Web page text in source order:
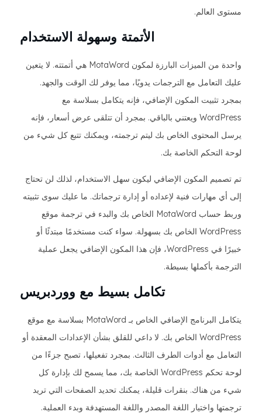
مستوى العالم.
الأتمتة وسهولة الاستخدام
واحدة من الميزات البارزة لمكون MotaWord هي أتمتته. لا يتعين
عليك التعامل مع الترجمات يدويًا، مما يوفر لك الوقت والجهد.
بمجرد تثبيت المكون الإضافي، فإنه يتكامل بسلاسة مع
WordPress ويعتني بالباقي. بمجرد أن تتلقى عرض أسعار، فإنه
يرسل المحتوى الخاص بك ليتم ترجمته، ويمكنك تتبع كل شيء من
لوحة التحكم الخاصة بك.
تم تصميم المكون الإضافي ليكون سهل الاستخدام، لذلك لن تحتاج
إلى أي مهارات فنية لإعداده أو إدارة ترجماتك. ما عليك سوى تثبيته
وربط حساب MotaWord الخاص بك والبدء في ترجمة موقع
WordPress الخاص بك بسهولة. سواء كنت مستخدمًا مبتدئًا أو
خبيرًا في WordPress، فإن هذا المكون الإضافي يجعل عملية
الترجمة بأكملها بسيطة.
تكامل بسيط مع ووردبريس
يتكامل البرنامج الإضافي الخاص بـ MotaWord بسلاسة مع موقع
WordPress الخاص بك. لا داعي للقلق بشأن الإعدادات المعقدة أو
التعامل مع أدوات الطرف الثالث. بمجرد تفعيلها، تصبح جزءًا من
لوحة تحكم WordPress الخاصة بك، مما يسمح لك بإدارة كل
شيء من هناك. بنقرات قليلة، يمكنك تحديد الصفحات التي تريد
ترجمتها واختيار اللغة المصدر واللغة المستهدفة وبدء العملية.